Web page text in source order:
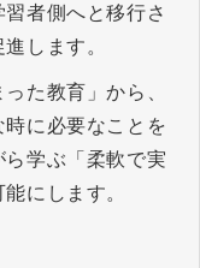
者側へと移行さ
します。
た教育」から、
に必要なことを
学ぶ「柔軟で実
にします。